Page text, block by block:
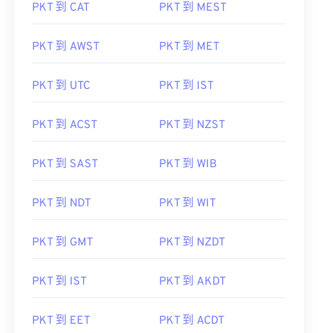
PKT 到 CAT PKT 到 MEST
PKT 到 AWST PKT 到 MET
PKT 到 UTC PKT 到 IST
PKT 到 ACST PKT 到 NZST
PKT 到 SAST PKT 到 WIB
PKT 到 NDT PKT 到 WIT
PKT 到 GMT PKT 到 NZDT
PKT 到 IST PKT 到 AKDT
PKT 到 EET PKT 到 ACDT